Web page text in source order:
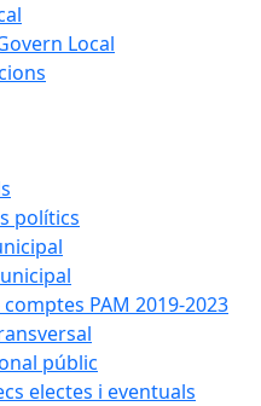
Local
polítics
PAM 2019-2023
públic
electes i eventuals